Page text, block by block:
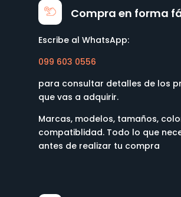
Compra en forma
Escribe al WhatsApp:
099 603 0556
para consultar detalles de los
que vas a adquirir.
Marcas, modelos, tamaños,
compatiblidad. Todo lo que
antes de realizar tu compra